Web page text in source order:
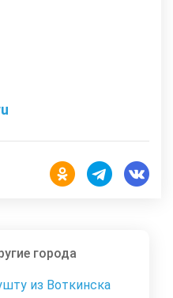
города
из Воткинска